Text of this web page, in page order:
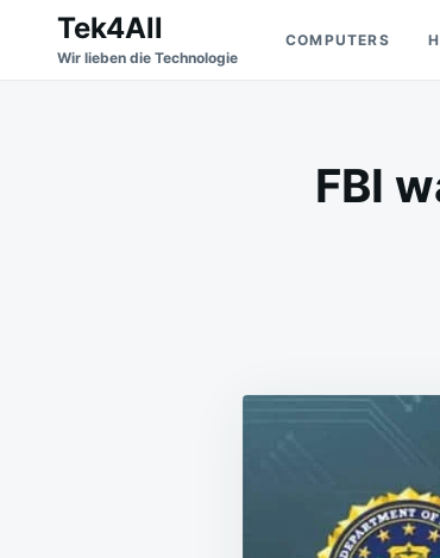
Search
for:
Tek4All
Wir lieben die Technologie
COMPUTERS
FBI